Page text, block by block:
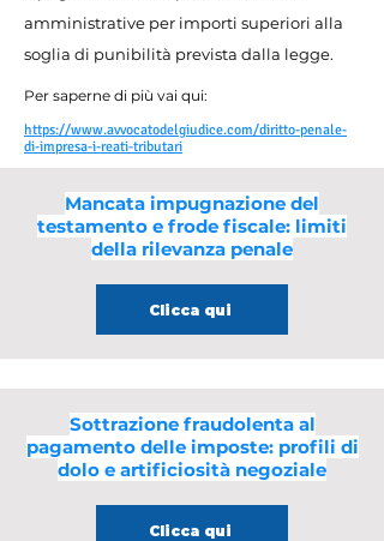
amministrative per importi superiori alla
soglia di punibilità prevista dalla legge.
Per saperne di più vai qui:
https://www.avvocatodelgiudice.com/diritto-penale-
di-impresa-i-reati-tributari
Mancata impugnazione del
testamento e frode fiscale: limiti
della rilevanza penale
Clicca qui
Sottrazione fraudolenta al
pagamento delle imposte: profili di
dolo e artificiosità negoziale
Clicca qui